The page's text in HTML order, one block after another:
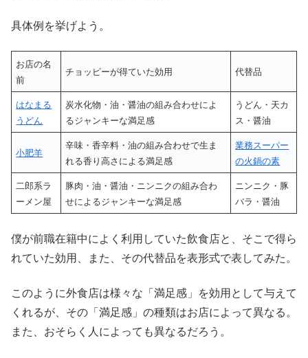
具体例を挙げよう。
お店の名
前
チョッピーが得ていた効用 代替品
はなまる
うどん
炭水化物・油・醤油の組み合わせによ
るジャンキーな満足感
うどん・天カ
ス・醤油
小肥羊
辛味・香辛料・油の組み合わせで生ま
れる香り高さによる満足感
業務スーパー
の火鍋の素
二郎系ラ
ーメン屋
豚肉・油・醤油・ニンニクの組み合わ
せによるジャンキーな満足感
ニンニク・豚
バラ・醤油
僕が前職在籍中によく利用していた飲食店と、そこで得ら
れていた効用、また、その代替品を表形式で表してみた。
このように外食店は様々な「満足感」を効用として与えて
くれるが、その「満足感」の種類はお店によって異なる。
また、おそらく人によっても異なるだろう。